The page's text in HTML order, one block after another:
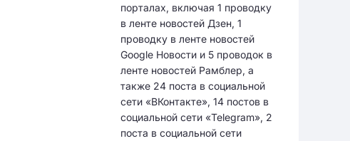
порталах, включая 1 проводку
в ленте новостей Дзен, 1
проводку в ленте новостей
Google Новости и 5 проводок в
ленте новостей Рамблер, а
также 24 поста в социальной
сети «ВКонтакте», 14 постов в
социальной сети «Telegram», 2
поста в социальной сети